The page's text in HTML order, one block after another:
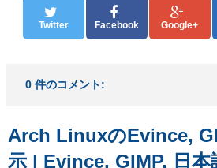
Twitter Facebook Google+
0 件のコメント:
Arch LinuxのEvince,
示 | Evince, GIMP, 日本